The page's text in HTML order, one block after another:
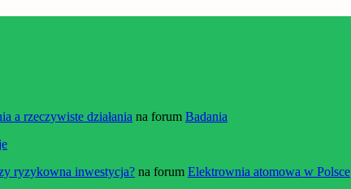
a rzeczywiste działania na forum Badania
ryzykowna inwestycja? na forum Elektrownia atomowa w Polsce